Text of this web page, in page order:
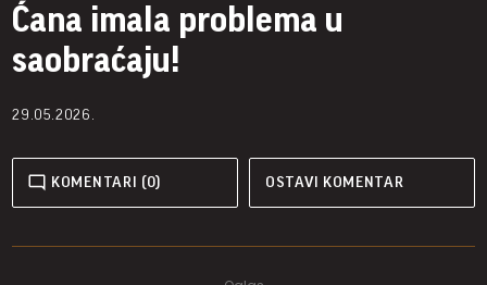
Ćana imala problema u
saobraćaju!
29.05.2026.
KOMENTARI (0) OSTAVI KOMENTAR